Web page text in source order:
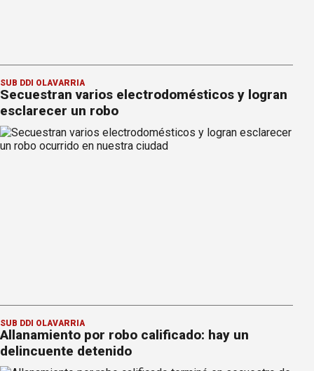
SUB DDI OLAVARRÍA
Secuestran varios electrodomésticos y logran
esclarecer un robo
SUB DDI OLAVARRÍA
Allanamiento por robo calificado: hay un
delincuente detenido